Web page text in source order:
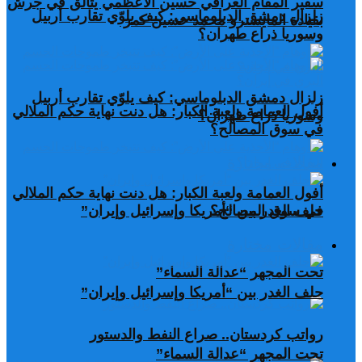
زلزال دمشق الدبلوماسي: كيف يلوّي تقارب أربيل
وسوريا ذراع طهران؟
أفول العمامة ولعبة الكبار: هل دنت نهاية حكم الملالي
في سوق المصالح؟
حلف الغدر بين “أمريكا وإسرائيل وإيران”
تحت المجهر “عدالة السماء”
رواتب كردستان.. صراع النفط والدستور
بقيادة المايسترو محمد حسين كمر
زلزال دمشق الدبلوماسي: كيف يلوّي تقارب أربيل
وسوريا ذراع طهران؟
أفول العمامة ولعبة الكبار: هل دنت نهاية حكم الملالي
في سوق المصالح؟
حلف الغدر بين “أمريكا وإسرائيل وإيران”
تحت المجهر “عدالة السماء”